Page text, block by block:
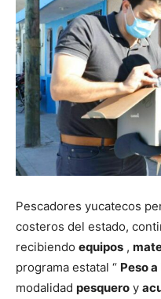
Pescadores yucatecos
costeros del estado,
recibiendo equipos ,
programa estatal “ Peso a
modalidad pesquero y